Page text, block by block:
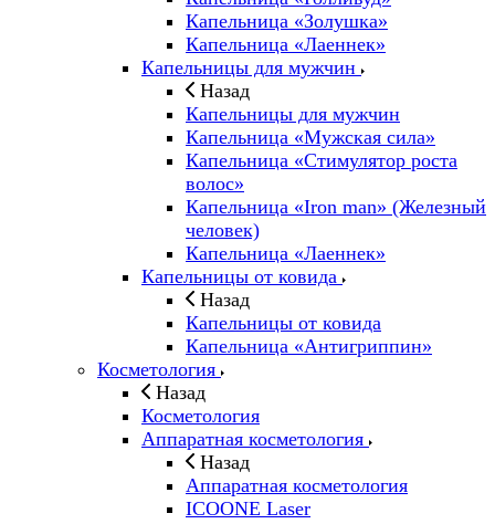
Капельница «Золушка»
Капельница «Лаеннек»
Капельницы для мужчин
Назад
Капельницы для мужчин
Капельница «Мужская сила»
Капельница «Стимулятор роста
волос»
Капельница «Iron man» (Железный
человек)
Капельница «Лаеннек»
Капельницы от ковида
Назад
Капельницы от ковида
Капельница «Антигриппин»
Косметология
Назад
Косметология
Аппаратная косметология
Назад
Аппаратная косметология
ICOONE Laser